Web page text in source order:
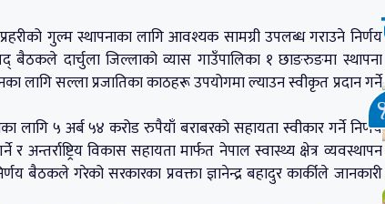
गुल्म स्थापनाका लागि आवश्यक सामग्री उपलब्ध गराउने निर्णय
बैठकले दार्चुला जिल्लाको व्यास गाउँपालिका १ छाङरुङमा स्थापना
लागि सल्ला प्रजातिका काठहरू उपयोगमा ल्याउन स्वीकृत प्रदान गर्ने
लागि ५ अर्ब ५४ करोड रुपैयाँ बराबरको सहायता स्वीकार गर्ने निर्णय
विकास सहायता मार्फत नेपाल स्वास्थ्य क्षेत्र व्यवस्थापन
बैठकले गरेको सरकारका प्रवक्ता ज्ञानेन्द्र बहादुर कार्कीले जानकारी